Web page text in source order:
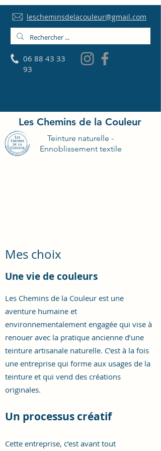
Teinture naturelle -
Ennoblissement textile
lescheminsdelacouleur@gmail.com
06 88 43 33
93
Les Chemins de la Couleur
Mes choix
Une vie de couleurs
Les Chemins de la Couleur est une
aventure humaine et
environnementalement engagée qui vise à
renouer avec la pratique ancienne d’une
teinture artisanale naturelle. C’est à la fois
une entreprise qui forme aux usages de la
teinture et qui vend des créations
originales.
Un processus créatif
Cette entreprise, c’est avant tout